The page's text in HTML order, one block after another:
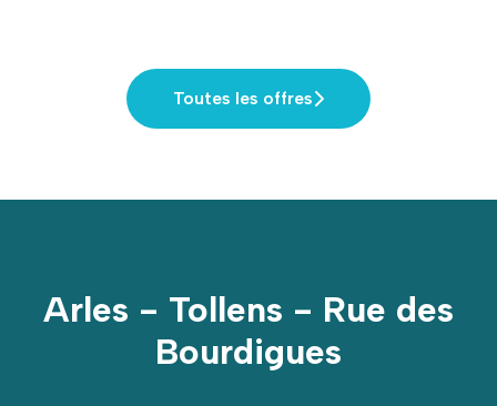
Toutes les offres
Arles - Tollens - Rue des
Bourdigues